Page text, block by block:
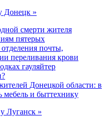
Донецк »
смерти жителя
пятерых
почты,
переливания крови
гауляйтер
Донецкой области: в
мебель и быттехнику
Луганск »